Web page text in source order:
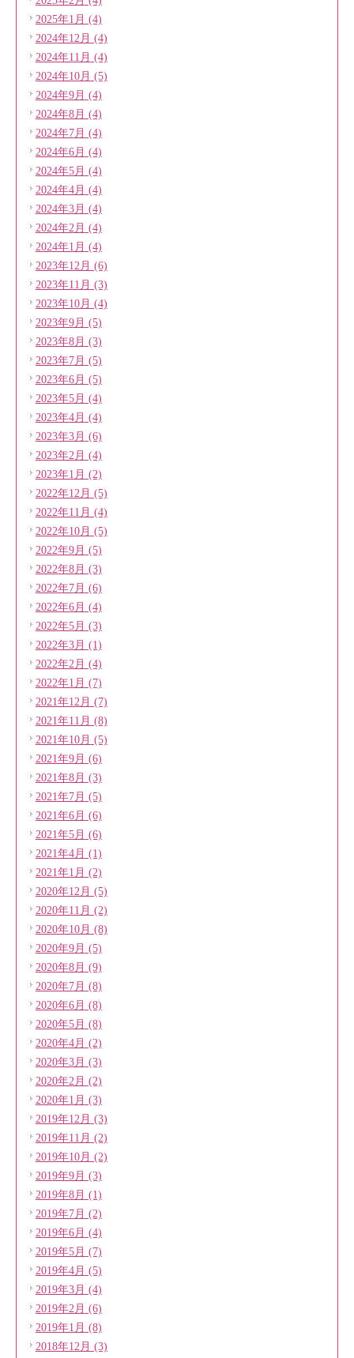
2025年1月 (4)
2024年12月 (4)
2024年11月 (4)
2024年10月 (5)
2024年9月 (4)
2024年8月 (4)
2024年7月 (4)
2024年6月 (4)
2024年5月 (4)
2024年4月 (4)
2024年3月 (4)
2024年2月 (4)
2024年1月 (4)
2023年12月 (6)
2023年11月 (3)
2023年10月 (4)
2023年9月 (5)
2023年8月 (3)
2023年7月 (5)
2023年6月 (5)
2023年5月 (4)
2023年4月 (4)
2023年3月 (6)
2023年2月 (4)
2023年1月 (2)
2022年12月 (5)
2022年11月 (4)
2022年10月 (5)
2022年9月 (5)
2022年8月 (3)
2022年7月 (6)
2022年6月 (4)
2022年5月 (3)
2022年3月 (1)
2022年2月 (4)
2022年1月 (7)
2021年12月 (7)
2021年11月 (8)
2021年10月 (5)
2021年9月 (6)
2021年8月 (3)
2021年7月 (5)
2021年6月 (6)
2021年5月 (6)
2021年4月 (1)
2021年1月 (2)
2020年12月 (5)
2020年11月 (2)
2020年10月 (8)
2020年9月 (5)
2020年8月 (9)
2020年7月 (8)
2020年6月 (8)
2020年5月 (8)
2020年4月 (2)
2020年3月 (3)
2020年2月 (2)
2020年1月 (3)
2019年12月 (3)
2019年11月 (2)
2019年10月 (2)
2019年9月 (3)
2019年8月 (1)
2019年7月 (2)
2019年6月 (4)
2019年5月 (7)
2019年4月 (5)
2019年3月 (4)
2019年2月 (6)
2019年1月 (8)
2018年12月 (3)